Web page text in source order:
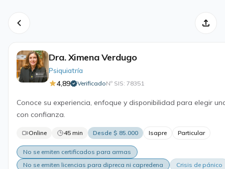
Dra. Ximena Verdugo
Psiquiatría
4,89
VerificadoNº SIS: 78351·
Conoce su experiencia, enfoque y disponibilidad para elegir
con confianza.
Online 45 min Desde $ 85.000 Isapre Particular
No se emiten certificados para armas
No se emiten licencias para dipreca ni capredena
Crisis de pánico